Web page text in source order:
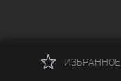
ИЗБРАННОЕ